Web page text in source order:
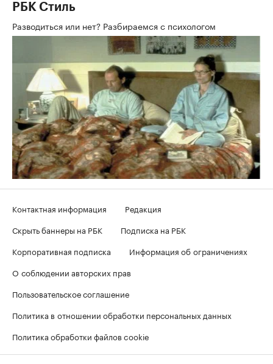
РБК Стиль
Разводиться или нет? Разбираемся с психологом
Контактная информация
Редакция
Скрыть баннеры на РБК
Подписка на РБК
Корпоративная подписка
Информация об ограничениях
О соблюдении авторских прав
Пользовательское соглашение
Политика в отношении обработки персональных данных
Политика обработки файлов cookie